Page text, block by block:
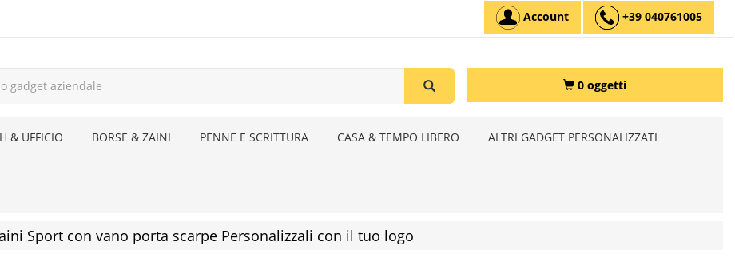
Account +39 040761005
0 oggetti
& UFFICIO BORSE & ZAINI PENNE E SCRITTURA CASA & TEMPO LIBERO ALTRI GADGET PERSONALIZZATI
Sport con vano porta scarpe Personalizzali con il tuo logo